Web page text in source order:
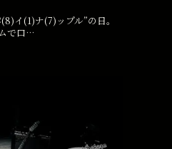
イ(1)ナ(7)ップル”の日。
で口…